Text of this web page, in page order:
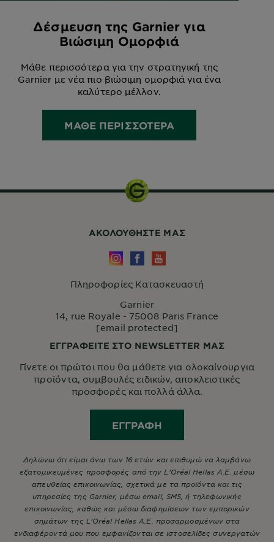
Δέσμευση της Garnier για
Βιώσιμη Ομορφιά
Μάθε περισσότερα για την στρατηγική της
Garnier με νέα πιο βιώσιμη ομορφιά για ένα
καλύτερο μέλλον.
ΜΑΘΕ ΠΕΡΙΣΣΟΤΕΡΑ
ΑΚΟΛΟΥΘHΣΤΕ ΜΑΣ
Πληροφορίες Κατασκευαστή
Garnier
14, rue Royale - 75008 Paris France
[email protected]
ΕΓΓΡΑΦΕΙΤΕ ΣΤΟ NEWSLETTER ΜΑΣ
Γίνετε οι πρώτοι που θα μάθετε για ολοκαίνουργια
προϊόντα, συμβουλές ειδικών, αποκλειστικές
προσφορές και πολλά άλλα.
ΕΓΓΡΑΦΉ
Δηλώνω ότι είμαι άνω των 16 ετών και επιθυμώ να λαμβάνω
εξατομικευμένες προσφορές από την L’Oréal Hellas A.E. μέσω
απευθείας επικοινωνίας, σχετικά με τα προϊόντα και τις
υπηρεσίες της Garnier, μέσω email, SMS, ή τηλεφωνικής
επικοινωνίας, καθώς και μέσω διαφημίσεων των εμπορικών
σημάτων της L’Oréal Hellas A.E. προσαρμοσμένων στα
ενδιαφέροντά μου που εμφανίζονται σε ιστοσελίδες συνεργατών